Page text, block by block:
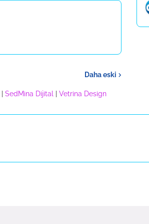
Daha eski
SedMina Dijital Vetrina Design